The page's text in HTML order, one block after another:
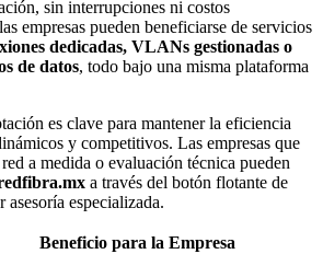
sin interrupciones ni costos
empresas pueden beneficiarse de servicios
dedicadas, VLANs gestionadas o
de datos, todo bajo una misma plataforma
es clave para mantener la eficiencia
y competitivos. Las empresas que
a medida o evaluación técnica pueden
a través del botón flotante de
especializada.
Beneficio para la Empresa